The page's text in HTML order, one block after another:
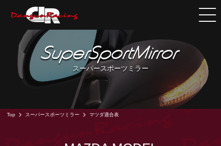
スーパースポーツミラー
Top スーパースポーツミラー マツダ適合表